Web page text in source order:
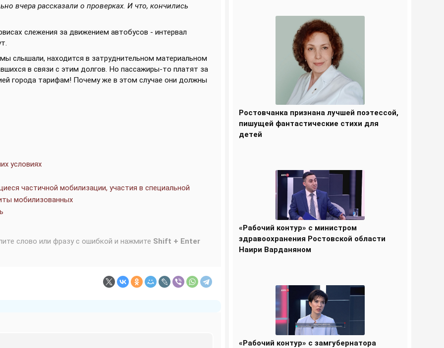
вчера рассказали о проверках. И что, кончились
слежения за движением автобусов - интервал
слышали, находится в затруднительном материальном
в связи с этим долгов. Но пассажиры-то платят за
города тарифам! Почему же в этом случае они должны
условиях
частичной мобилизации, участия в специальной
мобилизованных
слово или фразу с ошибкой и нажмите Shift + Enter
Ростовчанка признана лучшей поэтессой,
пишущей фантастические стихи для
детей
«Рабочий контур» с министром
здравоохранения Ростовской области
Наири Варданяном
«Рабочий контур» с замгубернатора